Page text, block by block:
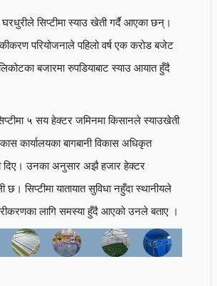
सिप्टीमा स्याउ खेती गर्दै आएका छन्।
परियोजनाले पहिलो वर्ष एक करोड बजेट
बजारमा रुपडियाबाट स्याउ आयात हुँदै
५ सय हेक्टर जमिनमा किसानले स्याउखेती
कार्यालयका बागबानी विकास अधिकृत
दिए। उनका अनुसार अझै हजार हेक्टर
सिप्टीमा यातायात सुविधा नहुँदा स्थानीयले
लागि समस्या हुँदै आएको उनले बताए ।